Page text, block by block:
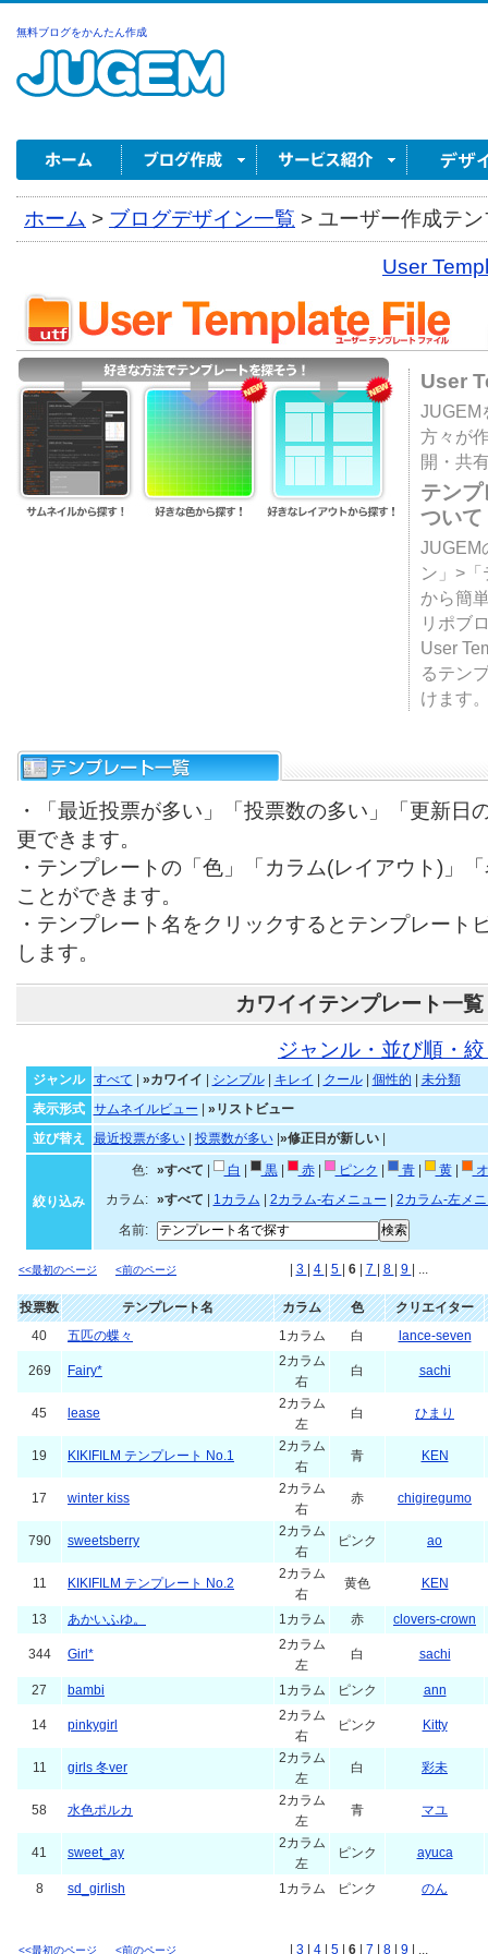
無料ブログをかんたん作成
ホーム > ブログデザイン一覧 > ユーザー作成テ
User
User
JUGEM
方々が
開・共
テン
ついて
JUGEM
ン」>
から簡
リポブ
User
るテン
けます
・「最近投票が多い」「投票数の多い」「更新日
更できます。
・テンプレートの「色」「カラム(レイアウト)」
ことができます。
・テンプレート名をクリックするとテンプレート
します。
カワイイテンプレート一覧
ジャンル・並び順・
ジャンル すべて »カワイイ シンプル| キレイ クール| 個性的
未分類
表示形式
サムネイルビュー
»リストビュー
並び替え
最近投票が多い| 投票数が多い| »修正日が新しい|
絞り込み
色: »すべて 白 黒| 赤| ピンク 青| 黄|
カラム:
»すべて 1カラム 2カラム-右メニュー
2カラム-左メ
名前:
<<最初のページ <前のページ 3 4 5 6 7 8 9 | ...
投票数 テンプレート名 カラム 色
クリエイター
40
五匹の蝶々 1カラム 白 lance-seven
269 Fairy*
2カラム
右
白 sachi
45 lease
2カラム
左
白 ひまり
19 KIKIFILM テンプレート No.1
2カラム
右
青 KEN
17 winter kiss
2カラム
右
赤 chigiregumo
790 sweetsberry
2カラム
右
ピンク ao
11 KIKIFILM テンプレート No.2
2カラム
右
黄色 KEN
13 あかいふゆ。 1カラム 赤 clovers-crown
344 Girl*
2カラム
左
白 sachi
27 bambi 1カラム ピンク ann
14 pinkygirl
2カラム
右
ピンク Kitty
11 girls 冬ver
2カラム
左
白 彩未
58 水色ポルカ
2カラム
左
青 マユ
41 sweet_ay
2カラム
左
ピンク ayuca
8 sd_girlish 1カラム ピンク のん
<<最初のページ <前のページ 3 4 5 6 7 8 9 | ...